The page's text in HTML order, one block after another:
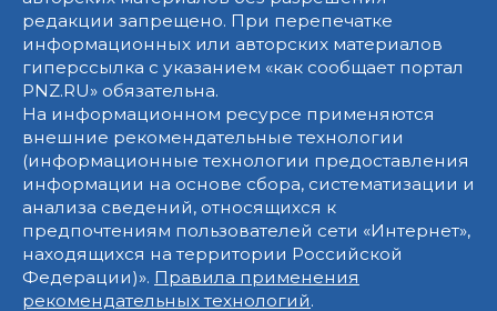
редакции запрещено. При перепечатке
информационных или авторских материалов
гиперссылка с указанием «как сообщает портал
PNZ.RU» обязательна.
На информационном ресурсе применяются
внешние рекомендательные технологии
(информационные технологии предоставления
информации на основе сбора, систематизации и
анализа сведений, относящихся к
предпочтениям пользователей сети «Интернет»,
находящихся на территории Российской
Федерации)». Правила применения
рекомендательных технологий.